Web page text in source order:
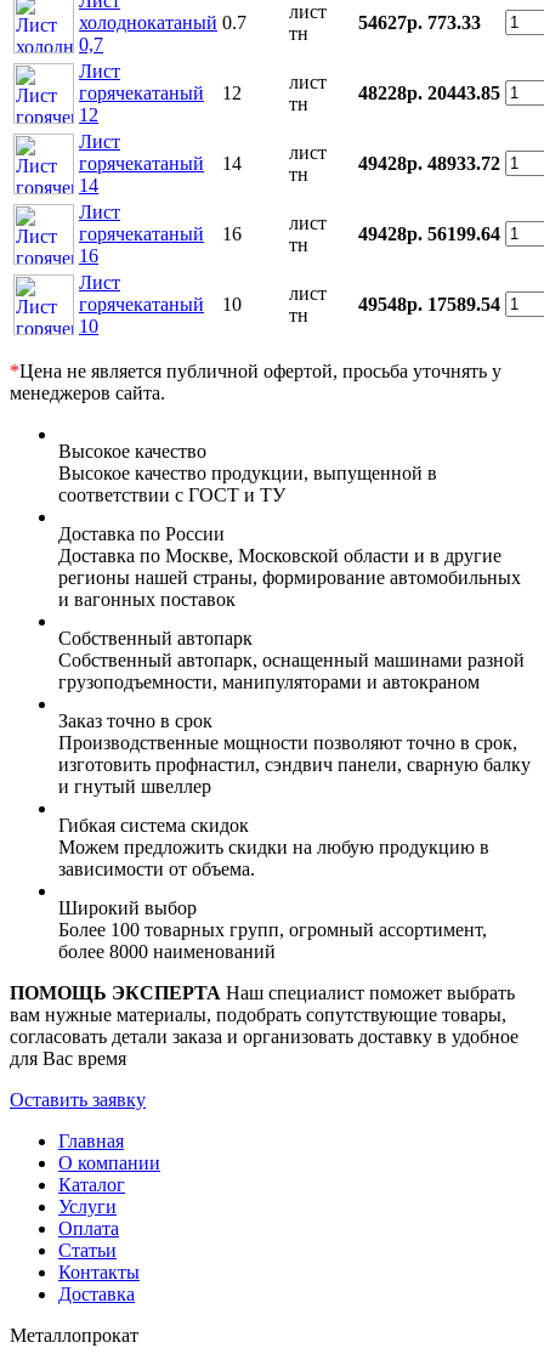
холоднокатаный
0,7
0.7
лист
тн
54627р. 773.33
Лист
горячекатаный
12
12
лист
тн
48228р. 20443.85
Лист
горячекатаный
14
14
лист
тн
49428р. 48933.72
Лист
горячекатаный
16
16
лист
тн
49428р. 56199.64
Лист
горячекатаный
10
10
лист
тн
49548р. 17589.54
*Цена не является публичной офертой, просьба уточнять у
менеджеров сайта.
Высокое качество
Высокое качество продукции, выпущенной в
соответствии с ГОСТ и ТУ
Доставка по России
Доставка по Москве, Московской области и в другие
регионы нашей страны, формирование автомобильных
и вагонных поставок
Собственный автопарк
Собственный автопарк, оснащенный машинами разной
грузоподъемности, манипуляторами и автокраном
Заказ точно в срок
Производственные мощности позволяют точно в срок,
изготовить профнастил, сэндвич панели, сварную балку
и гнутый швеллер
Гибкая система скидок
Можем предложить скидки на любую продукцию в
зависимости от объема.
Широкий выбор
Более 100 товарных групп, огромный ассортимент,
более 8000 наименований
ПОМОЩЬ ЭКСПЕРТА Наш специалист поможет выбрать
вам нужные материалы, подобрать сопутствующие товары,
согласовать детали заказа и организовать доставку в удобное
для Вас время
Оставить заявку
Главная
О компании
Каталог
Услуги
Оплата
Статьи
Контакты
Доставка
Металлопрокат